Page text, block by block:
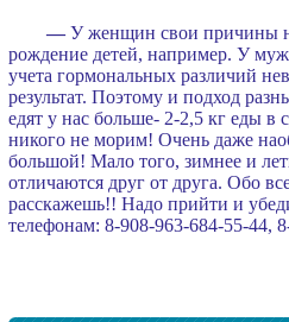
—У женщин свои причины
рождение детей, например. У
учета гормональных различий
результат. Поэтому и подход
едят у нас больше- 2-2,5 кг еды в
никого не морим! Очень даже
большой! Мало того, зимнее и
отличаются друг от друга. Обо
расскажешь!! Надо прийти и
телефонам: 8-908-963-684-55-44,